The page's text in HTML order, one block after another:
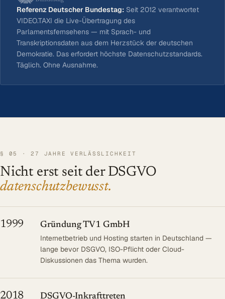
Referenz Deutscher Bundestag: Seit 2012 verantwortet
VIDEO.TAXI die Live-Übertragung des
Parlamentsfernsehens — mit Sprach- und
Transkriptionsdaten aus dem Herzstück der deutschen
Demokratie. Das erfordert höchste Datenschutzstandards.
Täglich. Ohne Ausnahme.
§ 05 · 27 JAHRE VERLÄSSLICHKEIT
Nicht erst seit der DSGVO
datenschutzbewusst.
1999
Gründung TV1 GmbH
Internetbetrieb und Hosting starten in Deutschland —
lange bevor DSGVO, ISO-Pflicht oder Cloud-
Diskussionen das Thema wurden.
2018 DSGVO-Inkrafttreten